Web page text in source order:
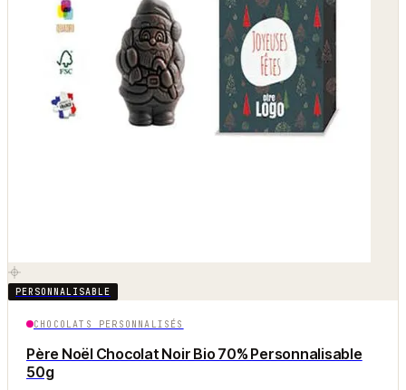
PERSONNALISABLE
CHOCOLATS PERSONNALISÉS
Père Noël Chocolat Noir Bio 70% Personnalisable
50g